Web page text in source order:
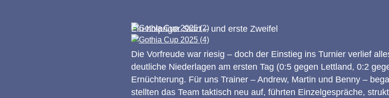
Ein holpriger Start – und erste Zweifel
Die Vorfreude war riesig – doch der Einstieg ins Turnier verlief
deutliche Niederlagen am ersten Tag (0:5 gegen Lettland, 0:2
Ernüchterung. Für uns Trainer – Andrew, Martin und Benny –
stellten das Team taktisch neu auf, führten Einzelgespräche,